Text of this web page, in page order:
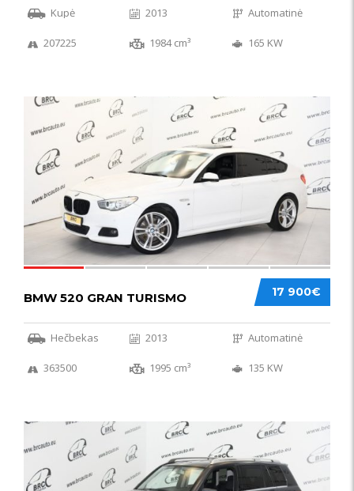
Kupė 2013 Automatinė
207225 1984 cm³ 165 KW
17 900€
BMW 520 GRAN TURISMO
Hečbekas 2013 Automatinė
363500 1995 cm³ 135 KW
IŠSKIRTINIS